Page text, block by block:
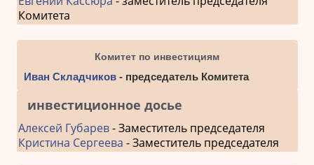
Комитета
Комитет по инвестициям
Иван Складчиков- председатель Комитета
инвестиционное досье
Алексей Губарев- Заместитель председателя
Кристина Сергеева - Заместитель председателя